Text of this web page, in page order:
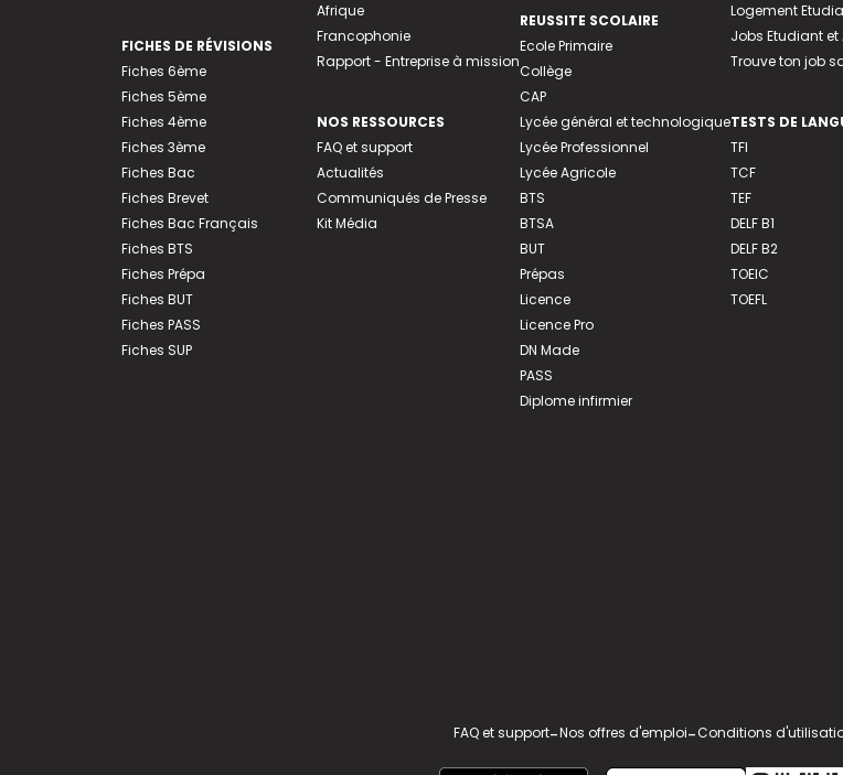
FICHES DE RÉVISIONS
Fiches 6ème
Fiches 5ème
Fiches 4ème
Fiches 3ème
Fiches Bac
Fiches Brevet
Fiches Bac Français
Fiches BTS
Fiches Prépa
Fiches BUT
Fiches PASS
Fiches SUP
Afrique
Francophonie
Rapport - Entreprise à mission
NOS RESSOURCES
FAQ et support
Actualités
Communiqués de Presse
Kit Média
REUSSITE SCOLAIRE
Ecole Primaire
Collège
CAP
Lycée général et technologique
Lycée Professionnel
Lycée Agricole
BTS
BTSA
BUT
Prépas
Licence
Licence Pro
DN Made
PASS
Diplome infirmier
Logement
Jobs Etudiant
Trouve ton job
TESTS DE
TFI
TCF
TEF
DELF B1
DELF B2
TOEIC
TOEFL
FAQ et support-Nos offres d'emploi-Conditions